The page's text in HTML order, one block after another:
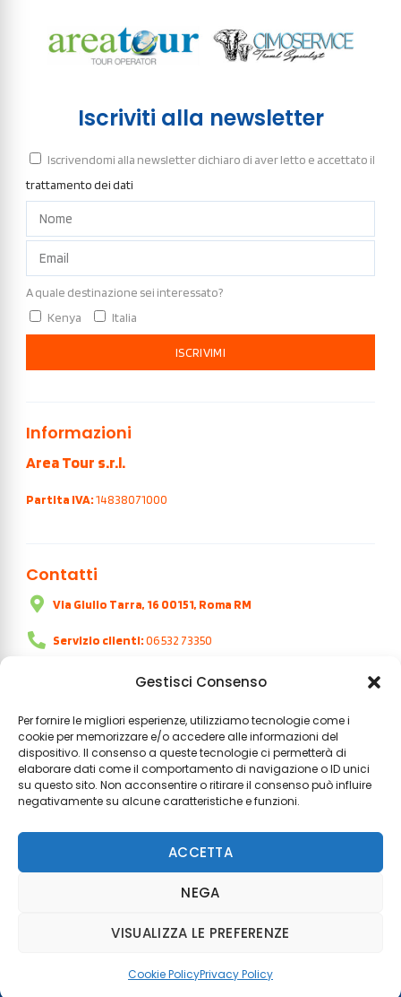
Gestisci Consenso
Per fornire le migliori esperienze, utilizziamo tecnologie come i
cookie per memorizzare e/o accedere alle informazioni del
dispositivo. Il consenso a queste tecnologie ci permetterà di
elaborare dati come il comportamento di navigazione o ID unici
su questo sito. Non acconsentire o ritirare il consenso può influire
negativamente su alcune caratteristiche e funzioni.
ACCETTA
NEGA
VISUALIZZA LE PREFERENZE
Cookie PolicyPrivacy Policy
Contatti
Via Giulio Tarra, 16 00151, Roma RM
Servizio clienti:06 532 73350
dal lunedì al venerdì | 9:00 - 18:00
Informazioni
Area Tour s.r.l.
Partita IVA:14838071000
Iscriviti alla newsletter
Iscrivendomi alla newsletter dichiaro di aver letto e accettato il
trattamento dei dati
A quale destinazione sei interessato?
Kenya
Italia
ISCRIVIMI
Cookie PolicyPrivacy Policy
CONTATTACI ORA